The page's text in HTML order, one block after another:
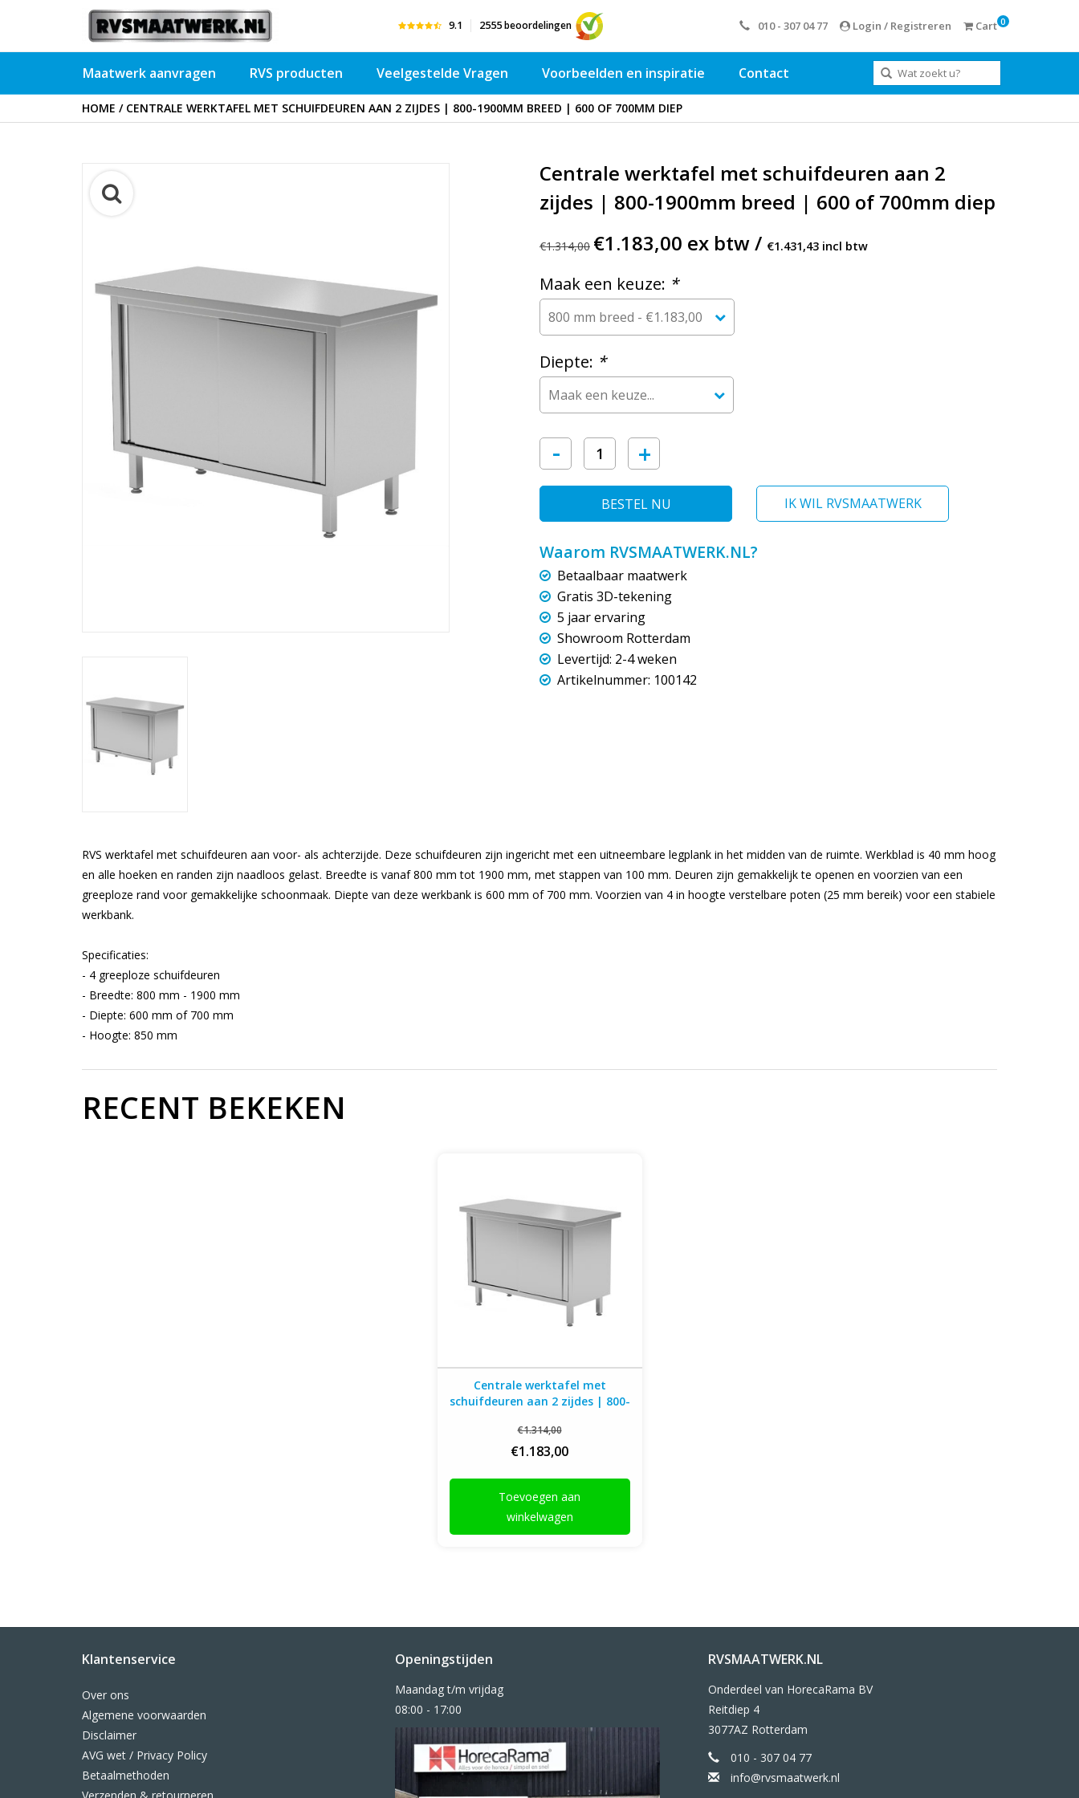
9.1 2555beoordelingen 010 - 307 04 77 Login / Registreren Cart 0
Maatwerk aanvragen RVS producten Veelgestelde Vragen Voorbeelden en inspiratie Contact
HOME / CENTRALE WERKTAFEL MET SCHUIFDEUREN AAN 2 ZIJDES | 800-1900MM BREED | 600 OF 700MM DIEP
Centrale werktafel met schuifdeuren aan 2
zijdes | 800-1900mm breed | 600 of 700mm diep
€1.314,00 €1.183,00 ex btw / €1.431,43 incl btw
Maak een keuze: *
Diepte: *
- +
BESTEL NU IK WIL RVSMAATWERK
Waarom RVSMAATWERK.NL?
Betaalbaar maatwerk
Gratis 3D-tekening
5 jaar ervaring
Showroom Rotterdam
Levertijd: 2-4 weken
Artikelnummer: 100142
RVS werktafel met schuifdeuren aan voor- als achterzijde. Deze schuifdeuren zijn ingericht met een uitneembare legplank in het midden van de ruimte. Werkblad is 40 mm hoog
en alle hoeken en randen zijn naadloos gelast. Breedte is vanaf 800 mm tot 1900 mm, met stappen van 100 mm. Deuren zijn gemakkelijk te openen en voorzien van een
greeploze rand voor gemakkelijke schoonmaak. Diepte van deze werkbank is 600 mm of 700 mm. Voorzien van 4 in hoogte verstelbare poten (25 mm bereik) voor een stabiele
werkbank.
Specificaties:
- 4 greeploze schuifdeuren
- Breedte: 800 mm - 1900 mm
- Diepte: 600 mm of 700 mm
- Hoogte: 850 mm
RECENT BEKEKEN
Centrale werktafel met
schuifdeuren aan 2 zijdes | 800-
diep
€1.314,00
€1.183,00
Toevoegen aan
winkelwagen
Klantenservice
Over ons
Algemene voorwaarden
Disclaimer
AVG wet / Privacy Policy
Betaalmethoden
Openingstijden
Maandag t/m vrijdag
08:00 - 17:00
RVSMAATWERK.NL
Onderdeel van HorecaRama BV
Reitdiep 4
3077AZ Rotterdam
010 - 307 04 77
info@rvsmaatwerk.nl